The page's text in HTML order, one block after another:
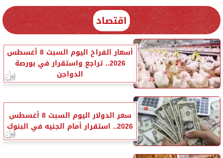
اقتصاد
أسعار الفراخ اليوم السبت 8 أغسطس
2026.. تراجع واستقرار في بورصة
الدواجن
سعر الدولار اليوم السبت 8 أغسطس
2026.. استقرار أمام الجنيه في البنوك